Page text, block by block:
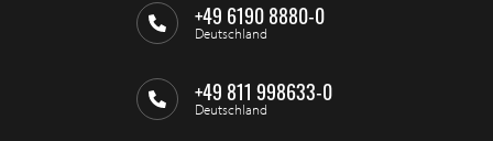
+49 6190 8880-0
Deutschland
+49 811 998633-0
Deutschland